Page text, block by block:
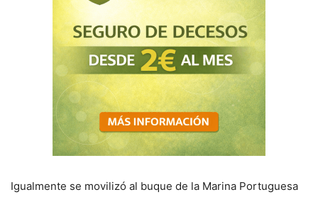
Igualmente se movilizó al buque de la Marina Portuguesa